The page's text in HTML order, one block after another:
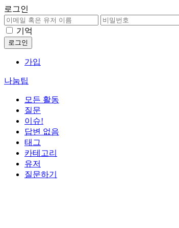
로그인
기억
가입
나눔팁
모든 활동
질문
이슈!
답변 없음
태그
카테고리
유저
질문하기